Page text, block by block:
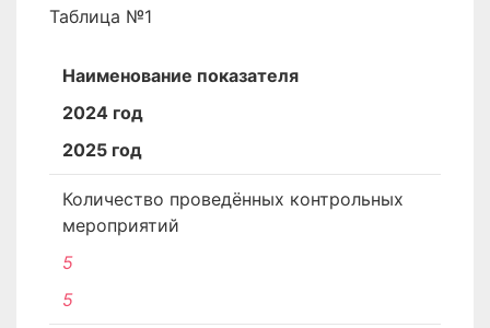
Таблица №1
Наименование показателя
2024 год
2025 год
Количество проведённых контрольных
мероприятий
5
5